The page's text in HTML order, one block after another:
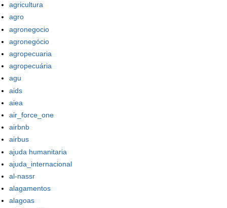
agricultura
agro
agronegocio
agronegócio
agropecuaria
agropecuária
agu
aids
aiea
air_force_one
airbnb
airbus
ajuda humanitaria
ajuda_internacional
al-nassr
alagamentos
alagoas